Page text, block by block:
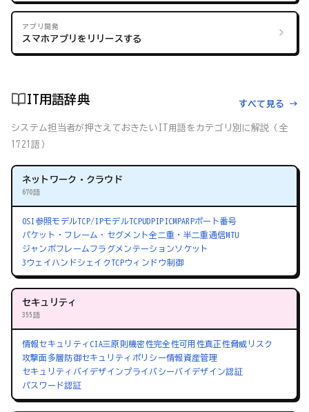
アプリ開発
スマホアプリをリリースする
IT用語辞典 すべて見る →
システム担当者が押さえておきたいIT用語をカテゴリ別に解説（全
1721語）
ネットワーク・クラウド
670語
OSI参照モデルTCP/IPモデルTCPUDPIPICMPARPポート番号
パケット・フレーム・セグメント全二重・半二重通信MTU
ジャンボフレーム フラグメンテーションソケット
3ウェイハンドシェイクTCPウィンドウ制御
セキュリティ
355語
情報セキュリティ CIA三原則機密性完全性可用性真正性脅威 リスク
攻撃面多層防御セキュリティポリシー情報資産管理
セキュリティバイデザインプライバシーバイデザイン認証
パスワード認証